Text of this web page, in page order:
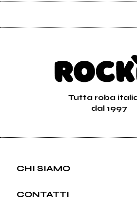
Tutta roba
dal 1997
CHI SIAMO
CONTATTI